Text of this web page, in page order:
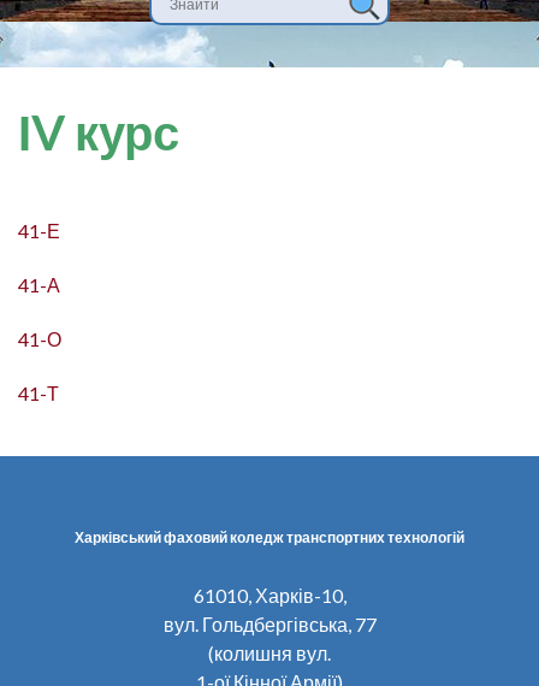
ІV курс
41-Е
41-А
41-О
41-Т
Харківський фаховий коледж транспортних технологій
61010, Харків-10,
вул. Гольдбергівська, 77
(колишня вул.